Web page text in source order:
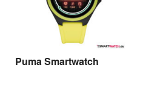
Puma Smartwatch